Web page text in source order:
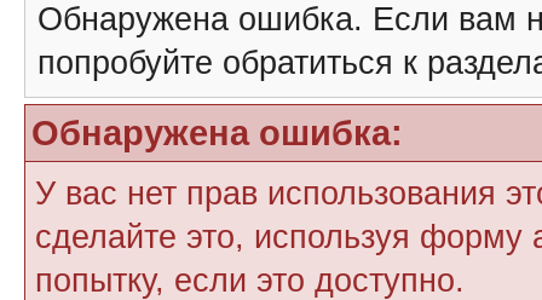
Обнаружена ошибка. Если вам
попробуйте обратиться к
Обнаружена ошибка:
У вас нет прав использования
сделайте это, используя форму
попытку, если это доступно.